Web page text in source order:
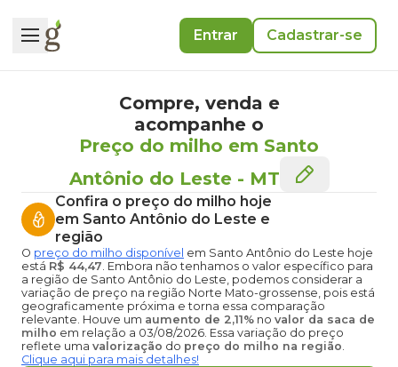
Entrar Cadastrar-se
Compre, venda e
acompanhe o
Preço do milho em Santo
Antônio do Leste - MT
Confira o preço do milho hoje
em Santo Antônio do Leste e
região
O preço do milho disponível em Santo Antônio do Leste hoje
está R$ 44,47. Embora não tenhamos o valor específico para
a região de Santo Antônio do Leste, podemos considerar a
variação de preço na região Norte Mato-grossense, pois está
geograficamente próxima e torna essa comparação
relevante. Houve um aumento de 2,11% no valor da saca de
milho em relação a 03/08/2026. Essa variação do preço
reflete uma valorização do preço do milho na região.
Clique aqui para mais detalhes!